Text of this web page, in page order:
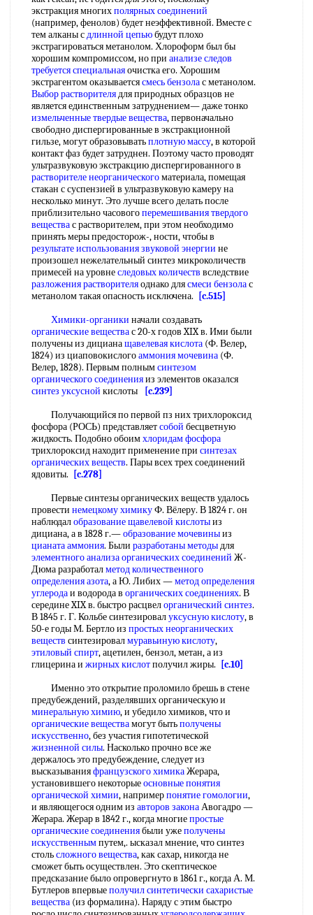
экстракция многихполярных соединений
(например, фенолов) будет неэффективной. Вместе с
тем алканы сдлинной цепьюбудут плохо
экстрагироваться метанолом. Хлороформ был бы
хорошим компромиссом, но при анализе следов
требуется специальнаяочистка его. Хорошим
экстрагентом оказываетсясмесь бензолас метанолом.
Выбор растворителядля природных образцов не
является единственным затруднением— даже тонко
измельченные твердые вещества, первоначально
свободно диспергированные в экстракционной
гильзе, могут образовыватьплотную массу, в которой
контакт фаз будет затруднен. Поэтому часто проводят
ультразвуковую экстракцию диспергированного в
растворителе неорганическогоматериала, помещая
стакан с суспензией в ультразвуковую камеру на
несколько минут. Это лучше всего делать после
приблизительно часовогоперемешивания твердого
веществас растворителем, при этом необходимо
принять меры предосторож-, ности, чтобы в
результате использованиязвуковой энергии не
произошел нежелательный синтез микроколичеств
примесей на уровнеследовых количеств вследствие
разложения растворителяоднако длясмеси бензолас
метанолом такая опасность исключена.
[c.515]
Химики-органики начали создавать
органические веществас 20-х годов XIX в. Ими были
получены из дицианащавелевая кислота (Ф. Велер,
1824) из циаповокислогоаммония мочевина (Ф.
Велер, 1828). Первым полнымсинтезом
органического соединенияиз элементов оказался
синтез уксусной кислоты
[c.239]
Получающийся по первой пз них трихлороксид
фосфора (РОСЬ) представляетсобой бесцветную
жидкость. Подобно обоимхлоридам фосфора
трихлороксид находит применение при синтезах
органических веществ. Пары всех трех соединений
ядовиты.
[c.278]
Первые синтезы органических веществ удалось
провести немецкому химикуФ. Вёлеру. В 1824 г. он
наблюдалобразование щавелевой кислотыиз
дициана, а в 1828 г.—образование мочевиныиз
цианата аммония. Были разработаны методыдля
элементного анализа органических соединений Ж-
Дюма разработалметод количественного
определения азота, а Ю. Либих —метод определения
углеродаи водорода в органических соединениях. В
середине XIX в. быстро расцвелорганический синтез.
В 1845 г. Г. Кольбе синтезировалуксусную кислоту, в
50-е годы М. Бертло из простых неорганических
веществ синтезировалмуравьиную кислоту,
этиловый спирт, ацетилен, бензол, метан, а из
глицерина и жирных кислотполучил жиры.
[c.10]
Именно это открытие проломило брешь в стене
предубеждений, разделявших органическую и
минеральную химию, и убедило химиков, что и
органические веществамогут бытьполучены
искусственно, без участия гипотетической
жизненной силы. Насколько прочно все же
держалось это предубеждение, следует из
высказыванияфранцузского химикаЖерара,
установившего некоторыеосновные понятия
органической химии, напримерпонятие гомологии,
и являющегося одним из авторов законаАвогадро —
Жерара. Жерар в 1842 г., когда многиепростые
органические соединениябыли ужеполучены
искусственнымпутем,. ысказал мнение, что синтез
стольсложного вещества, как сахар, никогда не
сможет быть осуществлен. Это скептическое
предсказание было опровергнуто в 1861 г., когда А. М.
Бутлеров впервыеполучил синтетически сахаристые
вещества (из формалина). Наряду с этим быстро